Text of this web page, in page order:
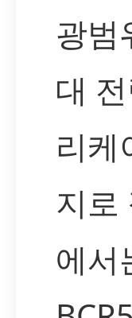
광범
대
리케
지로
에서